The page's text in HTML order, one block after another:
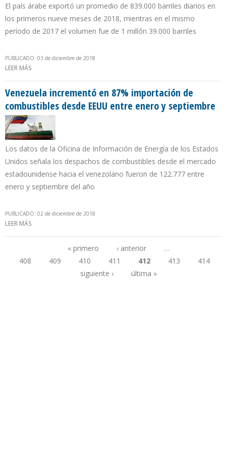
El país árabe exportó un promedio de 839.000 barriles diarios en
los primeros nueve meses de 2018, mientras en el mismo
período de 2017 el volumen fue de 1 millón 39.000 barriles
PUBLICADO: 03 de diciembre de 2018
LEER MÁS
2018
Venezuela incrementó en 87% importación de
combustibles desde EEUU entre enero y septiembre
Los datos de la Oficina de Información de Energía de los Estados
Unidos señala los despachos de combustibles desde el mercado
estadounidense hacia el venezolano fueron de 122.777 entre
enero y septiembre del año
PUBLICADO: 02 de diciembre de 2018
LEER MÁS
Páginas
« primero ‹ anterior
…
408
409 410 411 412 413
414
siguiente ›
última »